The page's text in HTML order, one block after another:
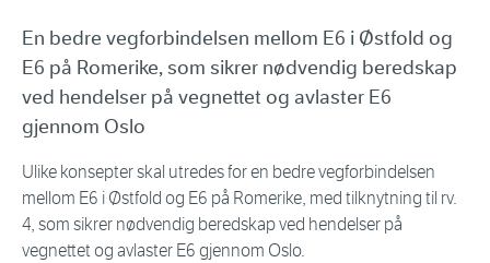
En bedre vegforbindelsen mellom E6 i Østfold og
E6 på Romerike, som sikrer nødvendig beredskap
ved hendelser på vegnettet og avlaster E6
gjennom Oslo
Ulike konsepter skal utredes for en bedre vegforbindelsen
mellom E6 i Østfold og E6 på Romerike, med tilknytning til rv.
4, som sikrer nødvendig beredskap ved hendelser på
vegnettet og avlaster E6 gjennom Oslo.